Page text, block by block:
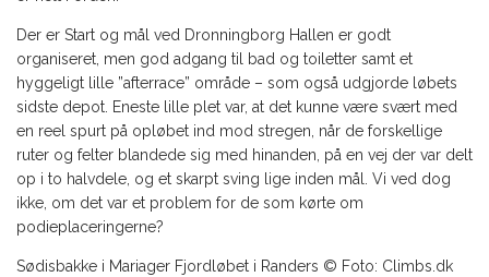
Der er Start og mål ved Dronningborg Hallen er godt
organiseret, men god adgang til bad og toiletter samt et
hyggeligt lille ”afterrace” område – som også udgjorde løbets
sidste depot. Eneste lille plet var, at det kunne være svært med
en reel spurt på opløbet ind mod stregen, når de forskellige
ruter og felter blandede sig med hinanden, på en vej der var delt
op i to halvdele, og et skarpt sving lige inden mål. Vi ved dog
ikke, om det var et problem for de som kørte om
podieplaceringerne?
Sødisbakke i Mariager Fjordløbet i Randers © Foto: Climbs.dk